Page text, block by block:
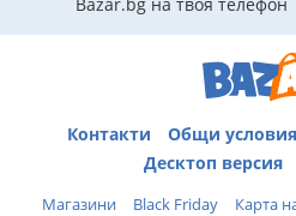
Контакти Общи условия
Десктоп версия
Магазини Black Friday Карта